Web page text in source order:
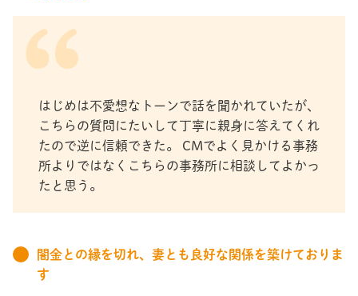
はじめは不愛想なトーンで話を聞かれていたが、
こちらの質問にたいして丁寧に親身に答えてくれ
たので逆に信頼できた。 CMでよく見かける事務
所よりではなくこちらの事務所に相談してよかっ
たと思う。
闇金との縁を切れ、妻とも良好な関係を築けておりま
す